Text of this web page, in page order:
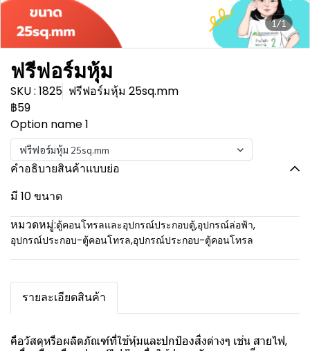
1/1
ฟรีฟอร์มหุ้ม
SKU : 1825 ฟรีฟอร์มหุ้ม 25sq.mm
฿59
Option name 1
ฟรีฟอร์มหุ้ม 25sq.mm
คำอธิบายสินค้าแบบย่อ
มี 10 ขนาด
หมวดหมู่:ตู้คอนโทรลและอุปกรณ์ประกอบตู้,อุปกรณ์ล่อฟ้า,
อุปกรณ์ประกอบ-ตู้คอนโทรล,อุปกรณ์ประกอบ-ตู้คอนโทรล
รายละเอียดสินค้า
คือวัสดุหรือผลิตภัณฑ์ที่ใช้หุ้มและปกป้องสิ่งต่างๆ เช่น สายไฟ,